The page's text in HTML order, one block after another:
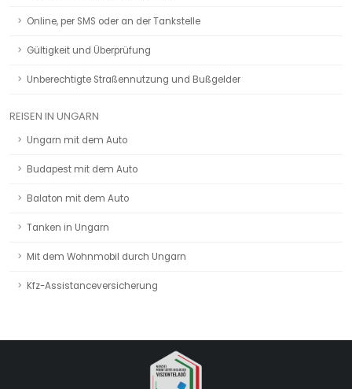
Online, per SMS oder an der Tankstelle
Gültigkeit und Überprüfung
Unberechtigte Straßennutzung und Bußgelder
REISEN IN UNGARN
Ungarn mit dem Auto
Budapest mit dem Auto
Balaton mit dem Auto
Tanken in Ungarn
Mit dem Wohnmobil durch Ungarn
Kfz-Assistanceversicherung